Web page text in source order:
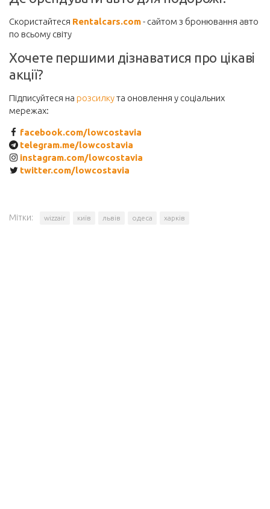
Скористайтеся Rentalcars.com- сайтом з бронювання авто
по всьому світу
Хочете першими дізнаватися про цікаві
акції?
Підписуйтеся на розсилкута оновлення у соціальних
мережах:
facebook.com/lowcostavia
telegram.me/lowcostavia
instagram.com/lowcostavia
twitter.com/lowcostavia
Мітки: wizzair київ львів одеса харків